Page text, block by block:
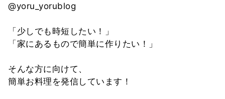
@yoru_yorublog
「少しでも時短したい！」
「家にあるもので簡単に作りたい！」
そんな方に向けて、
簡単お料理を発信しています！